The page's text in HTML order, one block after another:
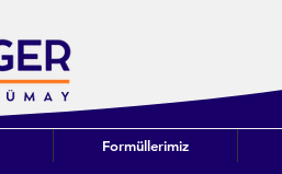
Formüllerimiz